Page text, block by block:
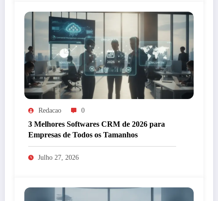
Redacao 0
3 Melhores Softwares CRM de 2026 para
Empresas de Todos os Tamanhos
Julho 27, 2026